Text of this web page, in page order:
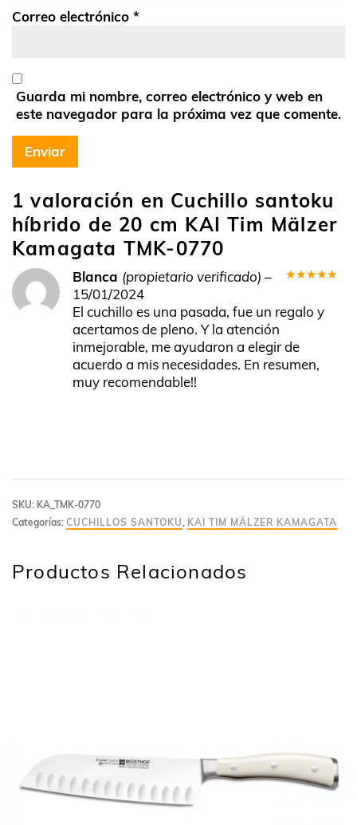
1 valoración en Cuchillo santoku
híbrido de 20 cm KAI Tim Mälzer
Kamagata TMK-0770
Blanca (propietario verificado) –
15/01/2024
El cuchillo es una pasada, fue un regalo y
acertamos de pleno. Y la atención
inmejorable, me ayudaron a elegir de
acuerdo a mis necesidades. En resumen,
muy recomendable!!
Correo electrónico *
Guarda mi nombre, correo electrónico y web en
este navegador para la próxima vez que comente.
SKU: KA_TMK-0770
Categorías: CUCHILLOS SANTOKU, KAI TIM MÄLZER KAMAGATA
Productos Relacionados